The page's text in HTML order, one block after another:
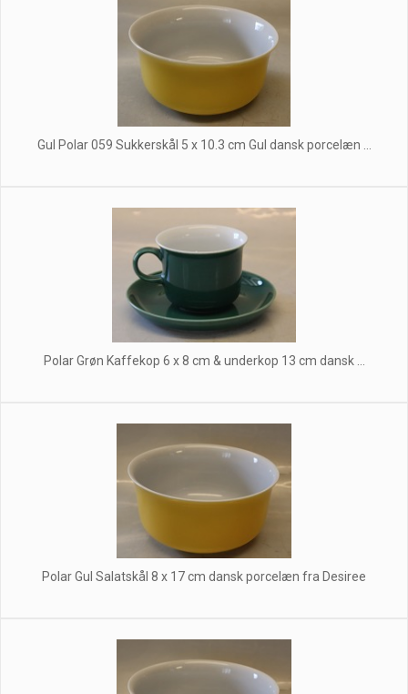
Gul Polar 059 Sukkerskål 5 x 10.3 cm Gul dansk porcelæn ...
Polar Grøn Kaffekop 6 x 8 cm & underkop 13 cm dansk ...
Polar Gul Salatskål 8 x 17 cm dansk porcelæn fra Desiree